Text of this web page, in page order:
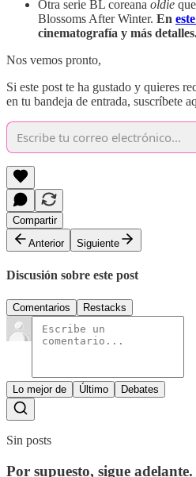
Otra serie BL coreana oldie
Blossoms After Winter. En
cinematografía y más
Nos vemos pronto,
Si este post te ha gustado y quieres
en tu bandeja de entrada, suscríbete
Compartir
Anterior
Siguiente
Discusión sobre este post
Comentarios Restacks
Lo mejor de Último Debates
Sin posts
Por supuesto, sigue adelante.